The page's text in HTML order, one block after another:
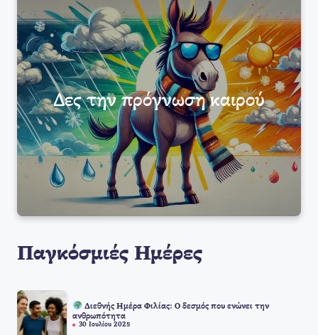
Δες την πρόγνωση καιρού
Παγκόσμιές Ημέρες
Διεθνής Ημέρα Φιλίας: Ο δεσμός που ενώνει την
ανθρωπότητα
30 Ιουλίου 2025